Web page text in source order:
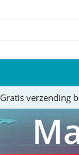
Gratis verzending